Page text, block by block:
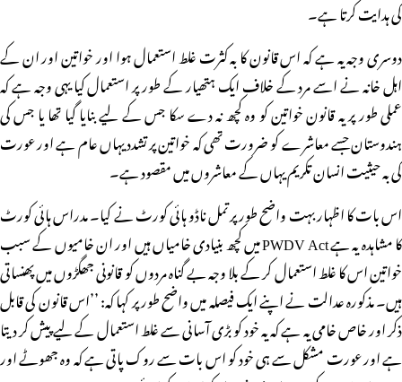
کی ہدایت کرتا ہے۔
دوسری وجہ یہ ہے کہ اس قانون کا بہ کثرت غلط استعمال ہوا اور خواتین اور ان کے
اہل خانہ نے اسے مرد کے خلاف ایک ہتھیار کے طور پر استعمال کیا یہی وجہ ہے کہ
عملی طور پر یہ قانون خواتین کو وہ کچھ نہ دے سکا جس کے لیے بنایا گیا تھا یا جس کی
ہندوستان جسے معاشرے کو ضرورت تھی کہ خواتین پر تشدد یہاں عام ہے اور عورت
کی بہ حیثیت انسان تکریم یہاں کے معاشروں میں مقصود ہے۔
اس بات کا اظہار بہت واضح طور پر تمل ناڈو ہائی کورٹ نے کیا۔ مدراس ہائی کورٹ
کا مشاہدہ یہ ہے PWDV Act میں کچھ بنیادی خامیاں ہیں اور ان خامیوں کے سبب
خواتین اس کا غلط استعمال کر کے بلا وجہ بے گناہ مردوں کو قانونی جھگڑوں میں پھنساتی
ہیں۔ مذکورہ عدالت نے اپنے ایک فیصلہ میں واضح طور پر کہا کہ: ’’اس قانون کی قابل
ذکر اور خاص خامی یہ ہے کہ یہ خود کو بڑی آسانی سے غلط استعمال کے لیے پیش کر دیتا
ہے اور عورت مشکل سے ہی خود کو اس بات سے روک پاتی ہے کہ وہ جھوٹے اور